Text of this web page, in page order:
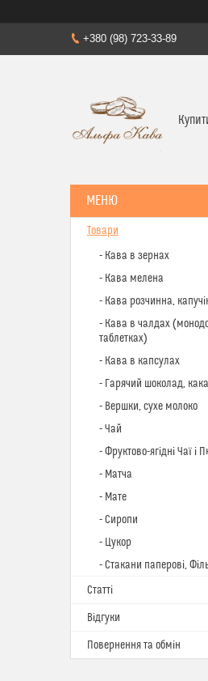
+380 (98) 723-33-89
Товари
- Кава в зернах
- Кава мелена
- Кава розчинна,
- Кава в чалдах
таблетках)
- Кава в капсулах
- Гарячий шоколад,
- Вершки, сухе молоко
- Чай
- Фруктово-ягідні Чаї і
- Матча
- Мате
- Сиропи
- Цукор
- Стакани паперові,
Статті
Відгуки
Повернення та обмін